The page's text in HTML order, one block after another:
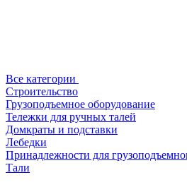
Все категории
Строительство
Грузоподъемное оборудование
Тележки для ручных талей
Домкраты и подставки
Лебедки
Принадлежности для
Тали